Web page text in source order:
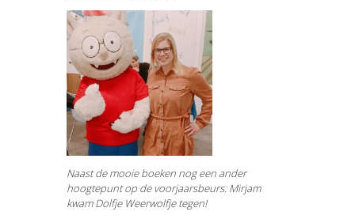
Naast de mooie boeken nog een ander
hoogtepunt op de voorjaarsbeurs: Mirjam
kwam Dolfje Weerwolfje tegen!